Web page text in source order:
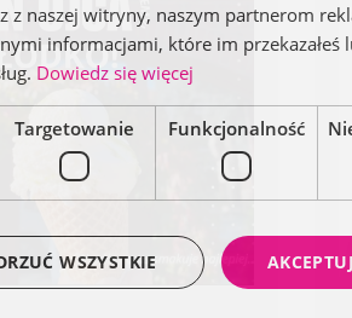
z naszej witryny, naszym partnerom
informacjami, które im przekazałeś
Dowiedz się więcej
Targetowanie Funkcjonalność
WSZYSTKIE